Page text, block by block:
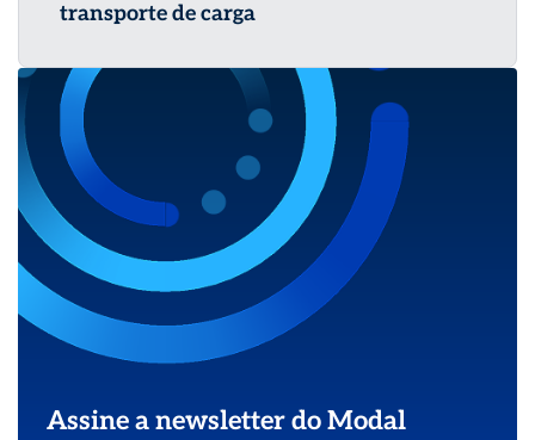
transporte de carga
Assine a newsletter do Modal